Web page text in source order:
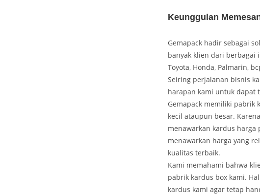
Keunggulan
Gemapack hadir sebagai
banyak klien dari berbagai
Toyota, Honda, Palmarin,
Seiring perjalanan bisnis
harapan kami untuk dapat
Gemapack memiliki pabrik
kecil ataupun besar.
menawarkan kardus
menawarkan harga yang
kualitas terbaik.
Kami memahami bahwa
pabrik kardus box kami.
kardus kami agar tetap